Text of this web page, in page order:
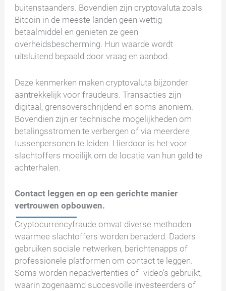
buitenstaanders. Bovendien zijn cryptovaluta zoals
Bitcoin in de meeste landen geen wettig
betaalmiddel en genieten ze geen
overheidsbescherming. Hun waarde wordt
uitsluitend bepaald door vraag en aanbod.
Deze kenmerken maken cryptovaluta bijzonder
aantrekkelijk voor fraudeurs. Transacties zijn
digitaal, grensoverschrijdend en soms anoniem.
Bovendien zijn er technische mogelijkheden om
betalingsstromen te verbergen of via meerdere
tussenpersonen te leiden. Hierdoor is het voor
slachtoffers moeilijk om de locatie van hun geld te
achterhalen.
Contact leggen en op een gerichte manier
vertrouwen opbouwen.
Cryptocurrencyfraude omvat diverse methoden
waarmee slachtoffers worden benaderd. Daders
gebruiken sociale netwerken, berichtenapps of
professionele platformen om contact te leggen.
Soms worden nepadvertenties of -video's gebruikt,
waarin zogenaamd succesvolle investeerders of